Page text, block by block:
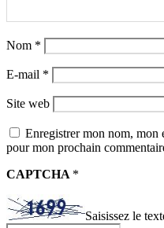
Nom *
E-mail *
Site web
Enregistrer mon nom, mon
pour mon prochain
CAPTCHA *
Saisissez le